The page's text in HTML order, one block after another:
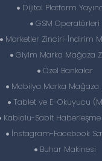
Dijital Platform
GSM Operatörleri
Marketler Zinciri-İndirim
Giyim Marka Mağaza
Özel Bankalar
Mobilya Marka Mağaza
Tablet ve E-Okuyucu
Kablolu-Sabit
İnstagram-Facebook
Buhar Makinesi